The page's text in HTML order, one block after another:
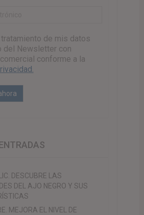
de mis datos
del Newsletter con
conforme a la
DESCUBRE LAS
DEL AJO NEGRO Y SUS
MEJORA EL NIVEL DE